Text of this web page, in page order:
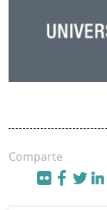
Comparte